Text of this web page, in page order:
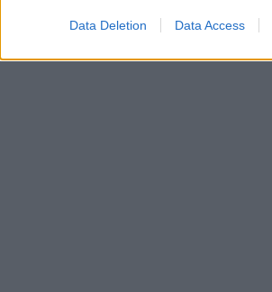
Data Deletion Data Access